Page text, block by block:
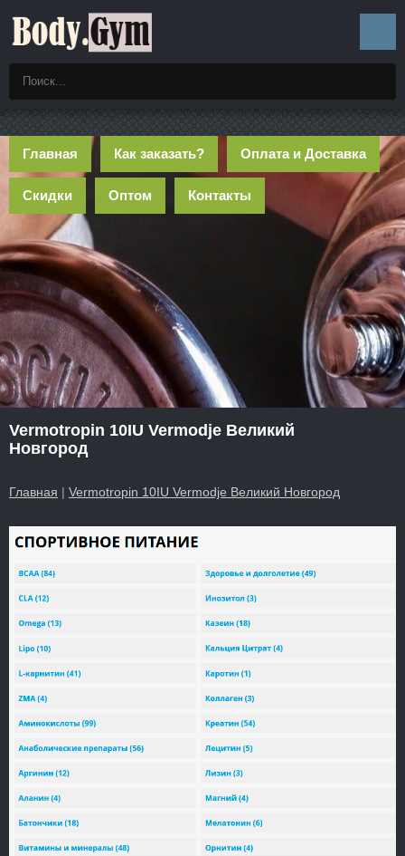
Главная Как заказать? Оплата и Доставка
Скидки Оптом Контакты
Vermotropin 10IU Vermodje Великий
Новгород
Главная | Vermotropin 10IU Vermodje Великий Новгород